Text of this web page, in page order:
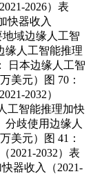
2026）表
快器收入
地域边缘人工智
缘人工智能推理
日本边缘人工智
美元）图 70：
2032）
工智能推理加快
分歧使用边缘人
美元）图 41：
2021-2032）表
器收入（2021-